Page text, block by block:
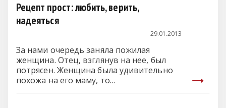
Рецепт прост: любить, верить,
надеяться
29.01.2013
За нами очередь заняла пожилая
женщина. Отец, взглянув на нее, был
потрясен. Женщина была удивительно
похожа на его маму, то…